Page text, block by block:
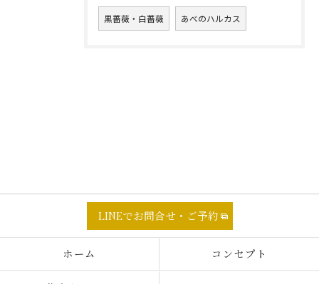
黒薔薇・白薔薇 あべのハルカス
LINEでお問合せ・ご予約
ホーム コンセプト